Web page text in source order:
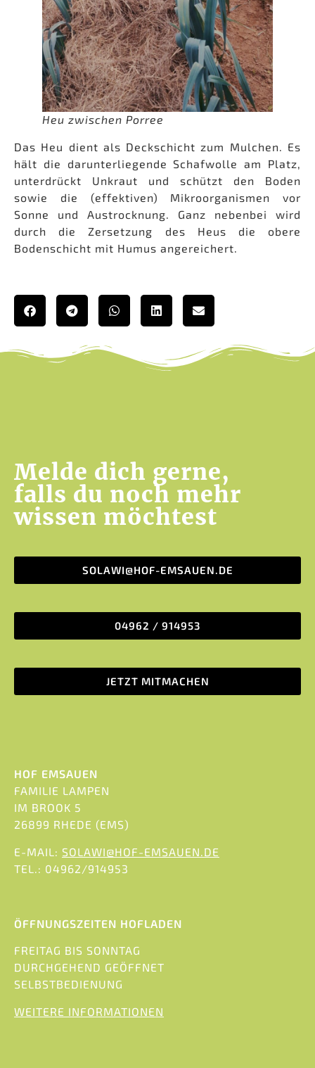
Heu zwischen Porree
Das Heu dient als Deckschicht zum Mulchen. Es
hält die darunterliegende Schafwolle am Platz,
unterdrückt Unkraut und schützt den Boden
sowie die (effektiven) Mikroorganismen vor
Sonne und Austrocknung. Ganz nebenbei wird
durch die Zersetzung des Heus die obere
Bodenschicht mit Humus angereichert.
Melde dich gerne,
falls du noch mehr
wissen möchtest
SOLAWI@HOF-EMSAUEN.DE
04962 / 914953
JETZT MITMACHEN
HOF EMSAUEN
FAMILIE LAMPEN
IM BROOK 5
26899 RHEDE (EMS)
E-MAIL: SOLAWI@HOF-EMSAUEN.DE
TEL.: 04962/914953
ÖFFNUNGSZEITEN HOFLADEN
FREITAG BIS SONNTAG
DURCHGEHEND GEÖFFNET
SELBSTBEDIENUNG
WEITERE INFORMATIONEN